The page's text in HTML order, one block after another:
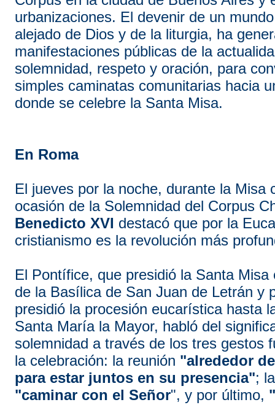
urbanizaciones. El devenir de un
alejado de Dios y de la liturgia, ha
manifestaciones públicas de la
solemnidad, respeto y oración, para
simples caminatas comunitarias hacia
donde se celebre la Santa Misa.
En Roma
El jueves por la noche, durante la Misa
ocasión de la Solemnidad del Corpus
Benedicto XVI destacó que por la
cristianismo es la revolución más
El Pontífice, que presidió la Santa Misa
de la Basílica de San Juan de Letrán y
presidió la procesión eucarística hasta
Santa María la Mayor, habló del
solemnidad a través de los tres gestos
la celebración: la reunión "alrededor
para estar juntos en su presencia";
"caminar con el Señor", y por último,